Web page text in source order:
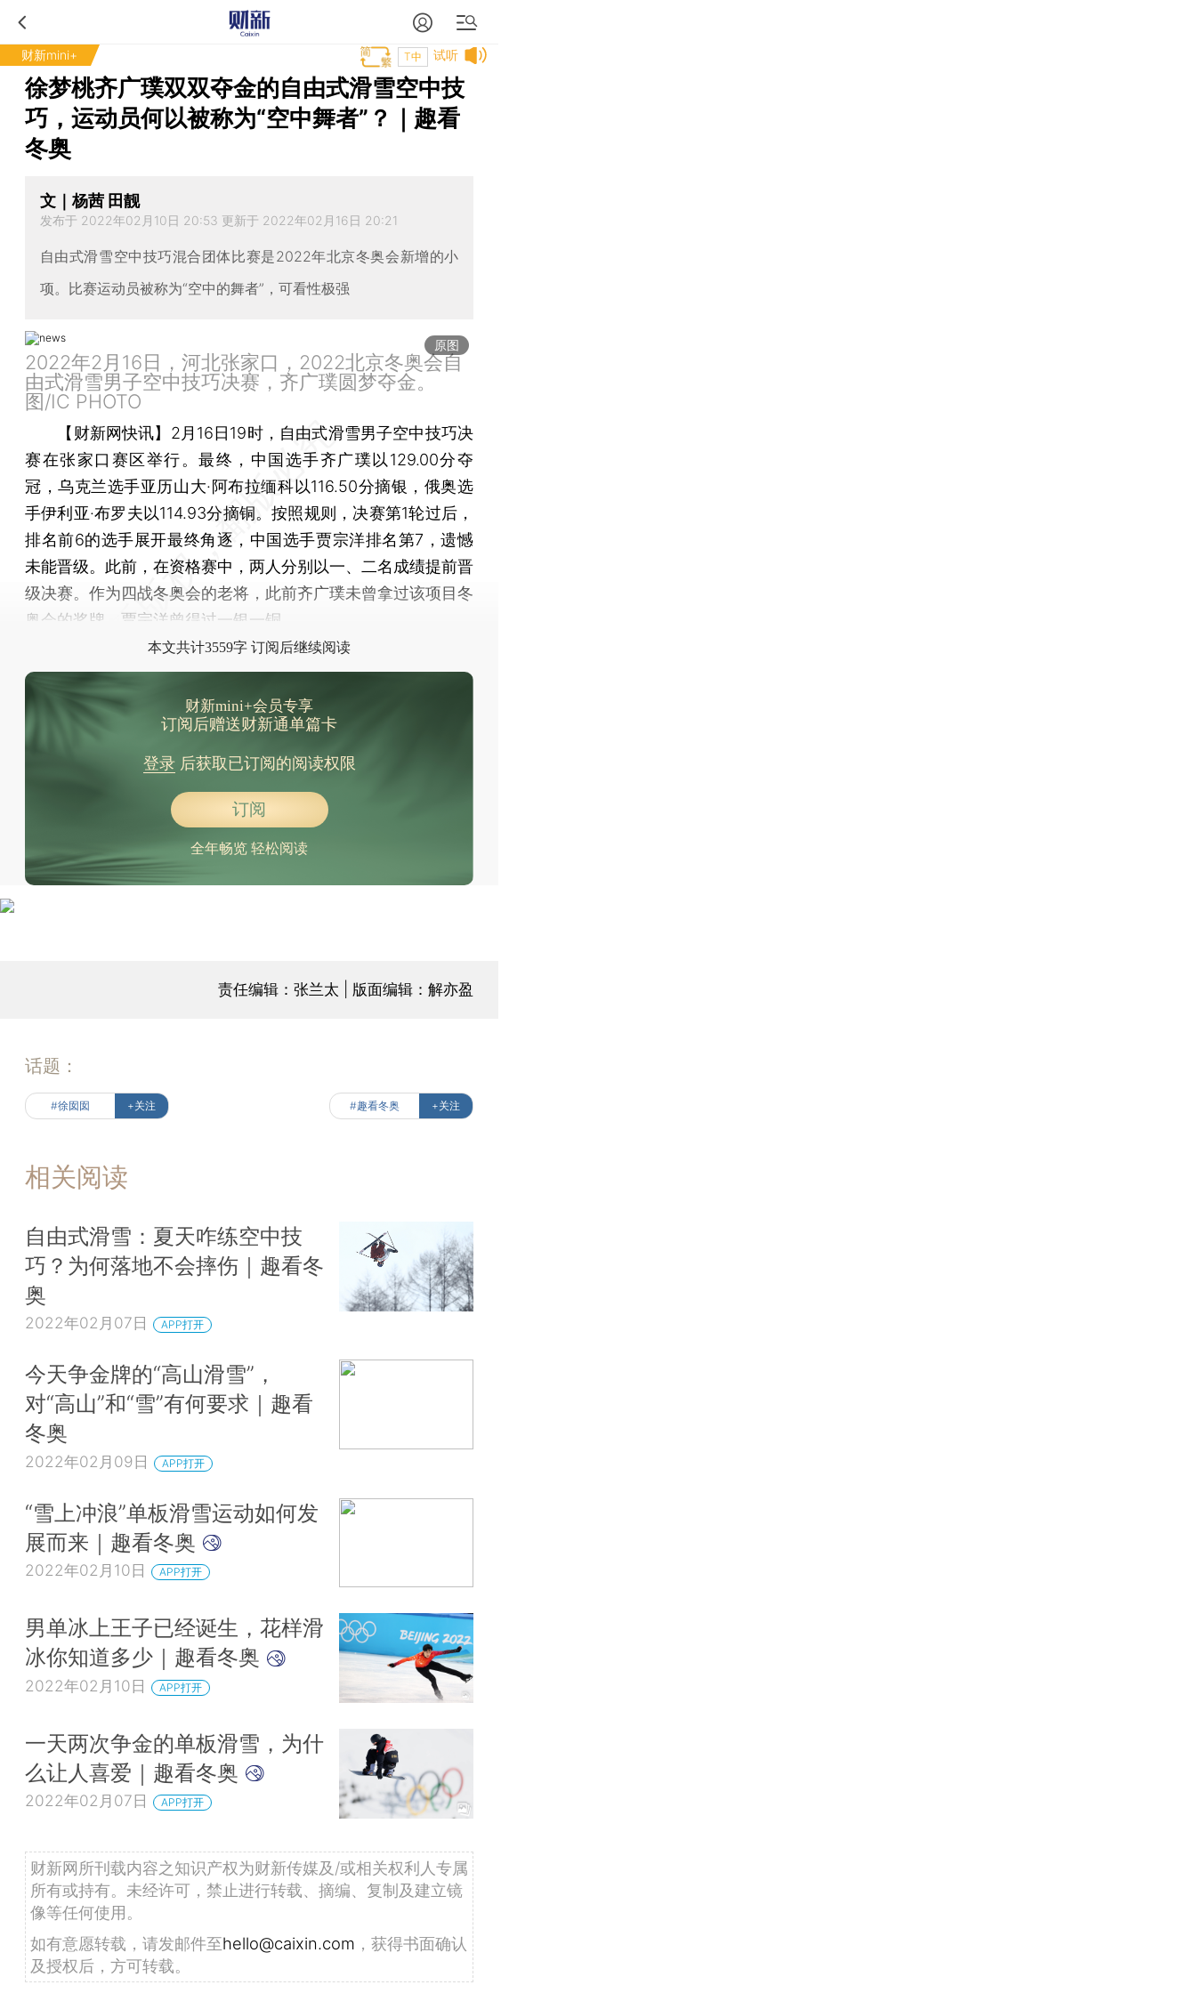
财新mini+ 试听
T中
徐梦桃齐广璞双双夺金的自由式滑雪空中技
巧，运动员何以被称为“空中舞者”？｜趣看
冬奥
文｜杨茜 田靓
发布于 2022年02月10日 20:53 更新于 2022年02月16日 20:21
自由式滑雪空中技巧混合团体比赛是2022年北京冬奥会新增的小
项。比赛运动员被称为“空中的舞者”，可看性极强
原图
2022年2月16日，河北张家口，2022北京冬奥会自
由式滑雪男子空中技巧决赛，齐广璞圆梦夺金。
图/IC PHOTO
【财新网快讯】 2月16日19时，自由式滑雪男子空中技巧决
赛在张家口赛区举行。最终，中国选手齐广璞以129.00分夺
冠，乌克兰选手亚历山大·阿布拉缅科以116.50分摘银，俄奥选
手伊利亚·布罗夫以114.93分摘铜。按照规则，决赛第1轮过后，
排名前6的选手展开最终角逐，中国选手贾宗洋排名第7，遗憾
未能晋级。此前，在资格赛中，两人分别以一、二名成绩提前晋
级决赛。作为四战冬奥会的老将，此前齐广璞未曾拿过该项目冬
奥会的奖牌，贾宗洋曾得过一银一铜。
本文共计3559字 订阅后继续阅读
财新mini+会员专享
订阅后赠送财新通单篇卡
登录后获取已订阅的阅读权限
订阅
全年畅览 轻松阅读
责任编辑：张兰太 | 版面编辑：解亦盈
话题：
#徐囡囡 +关注 #趣看冬奥 +关注
相关阅读
自由式滑雪：夏天咋练空中技
巧？为何落地不会摔伤｜趣看冬
奥
2022年02月07日 APP打开
今天争金牌的“高山滑雪”，
对“高山”和“雪”有何要求｜趣看
冬奥
2022年02月09日 APP打开
“雪上冲浪”单板滑雪运动如何发
展而来｜趣看冬奥
2022年02月10日 APP打开
男单冰上王子已经诞生，花样滑
冰你知道多少｜趣看冬奥
2022年02月10日 APP打开
一天两次争金的单板滑雪，为什
么让人喜爱｜趣看冬奥
2022年02月07日 APP打开
财新网所刊载内容之知识产权为财新传媒及/或相关权利人专属
所有或持有。未经许可，禁止进行转载、摘编、复制及建立镜
像等任何使用。
如有意愿转载，请发邮件至hello@caixin.com ，获得书面确认
及授权后，方可转载。